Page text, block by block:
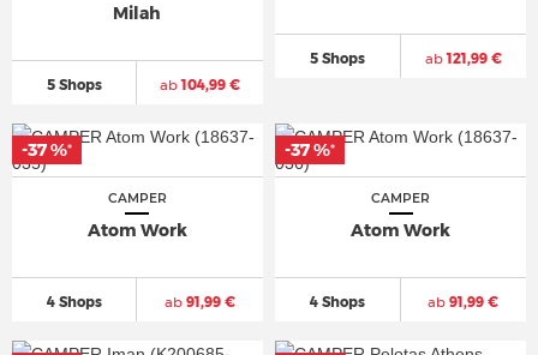
Milah
5 Shops ab104,99 €
5 Shops ab121,99 €
CAMPER
Atom Work
4 Shops ab91,99 €
-37 %*
CAMPER
Atom Work
4 Shops ab 91,99 €
-37 %*